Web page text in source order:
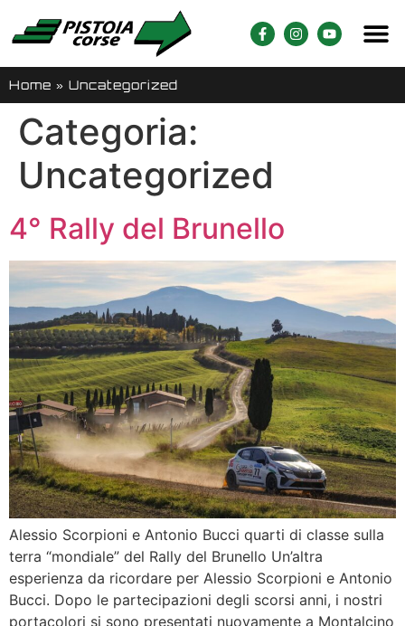
Home » Uncategorized
Categoria:
Uncategorized
4° Rally del Brunello
Alessio Scorpioni e Antonio Bucci quarti di classe sulla
terra “mondiale” del Rally del Brunello Un’altra
esperienza da ricordare per Alessio Scorpioni e Antonio
Bucci. Dopo le partecipazioni degli scorsi anni, i nostri
portacolori si sono presentati nuovamente a Montalcino